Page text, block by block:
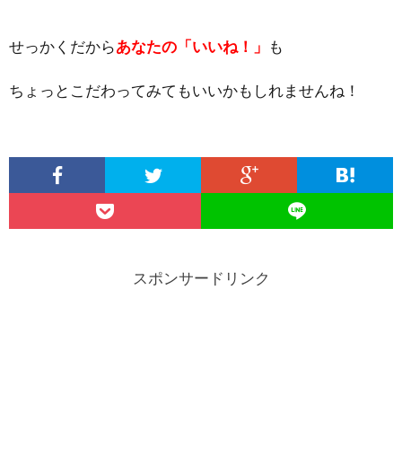
せっかくだからあなたの「いいね！」 も
ちょっとこだわってみてもいいかもしれませんね！
スポンサードリンク